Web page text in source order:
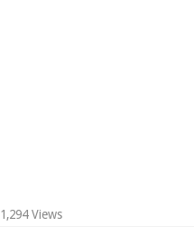
1,294 Views